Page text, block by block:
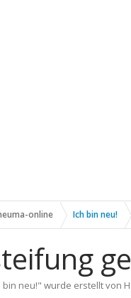
online Ich bin neu!
bin neu!" wurde erstellt von